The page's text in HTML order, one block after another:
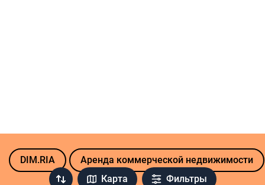
Карта Фильтры
DIM.RIA Аренда коммерческой недвижимости